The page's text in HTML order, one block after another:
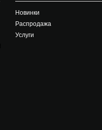
Новинки
Распродажа
Услуги